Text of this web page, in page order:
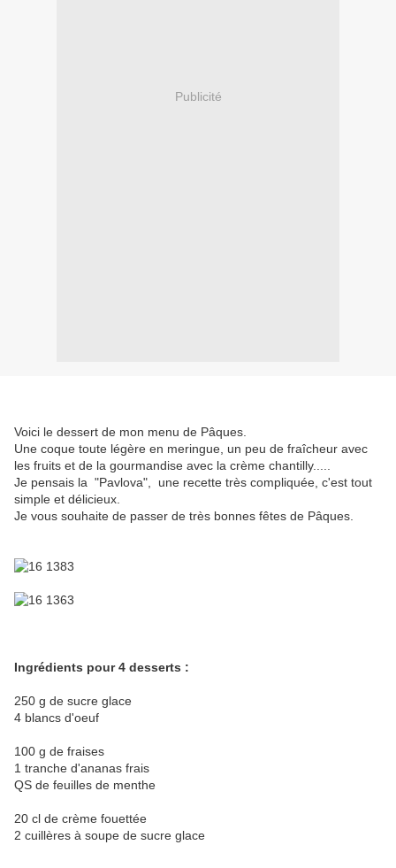
Publicité
Voici le dessert de mon menu de Pâques.
Une coque toute légère en meringue, un peu de fraîcheur avec
les fruits et de la gourmandise avec la crème chantilly.....
Je pensais la "Pavlova", une recette très compliquée, c'est tout
simple et délicieux.
Je vous souhaite de passer de très bonnes fêtes de Pâques.
Ingrédients pour 4 desserts :
250 g de sucre glace
4 blancs d'oeuf
100 g de fraises
1 tranche d'ananas frais
QS de feuilles de menthe
20 cl de crème fouettée
2 cuillères à soupe de sucre glace